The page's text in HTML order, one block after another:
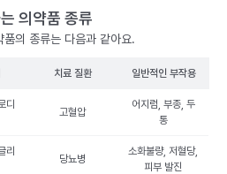
의약품 종류
의 종류는 다음과 같아요.
치료 질환 일반적인 부작용
디
고혈압
어지럼, 부종, 두
통
리
당뇨병
소화불량, 저혈당,
피부 발진